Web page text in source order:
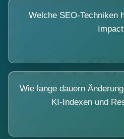
Welche SEO-Techniken
Wie lange dauern
KI-Indexen und